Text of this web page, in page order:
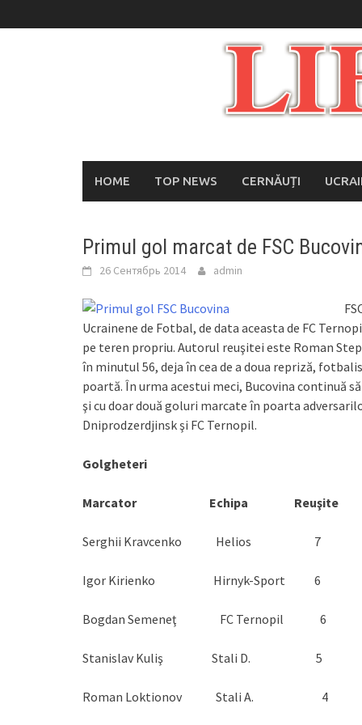
to
HOME TOP NEWS CERNĂUȚI
Primul gol marcat de FSC
26 Сентябрь 2014 admin
Ucrainene de Fotbal, de data aceasta de FC
pe teren propriu. Autorul reuşitei este Roman
în minutul 56, deja în cea de a doua repriză,
poartă. În urma acestui meci, Bucovina continuă
şi cu doar două goluri marcate în poarta
Dniprodzerdjinsk şi FC Ternopil.
Golgheteri
Marcator Echipa Reuşite
Serghii Kravcenko Helios 7
Igor Kirienko Hirnyk-Sport 6
Bogdan Semeneţ FC Ternopil 6
Stanislav Kuliş Stali D. 5
Roman Loktionov Stali A. 4